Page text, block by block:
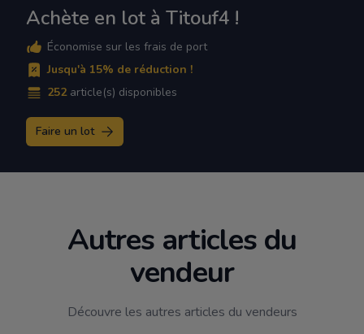
Achète en lot à Titouf4 !
Économise sur les frais de port
Jusqu'à 15% de réduction !
252 article(s) disponibles
Faire un lot
Autres articles du
vendeur
Découvre les autres articles du vendeurs